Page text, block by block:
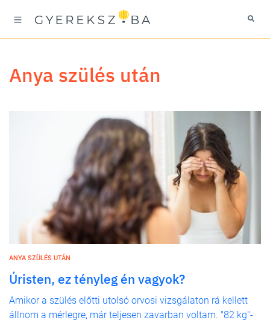
anya szülés után
ANYA SZÜLÉS UTÁN
Úristen, ez tényleg én vagyok?
Amikor a szülés előtti utolsó orvosi vizsgálaton rá kellett
állnom a mérlegre, már teljesen zavarban voltam. "82 kg"-